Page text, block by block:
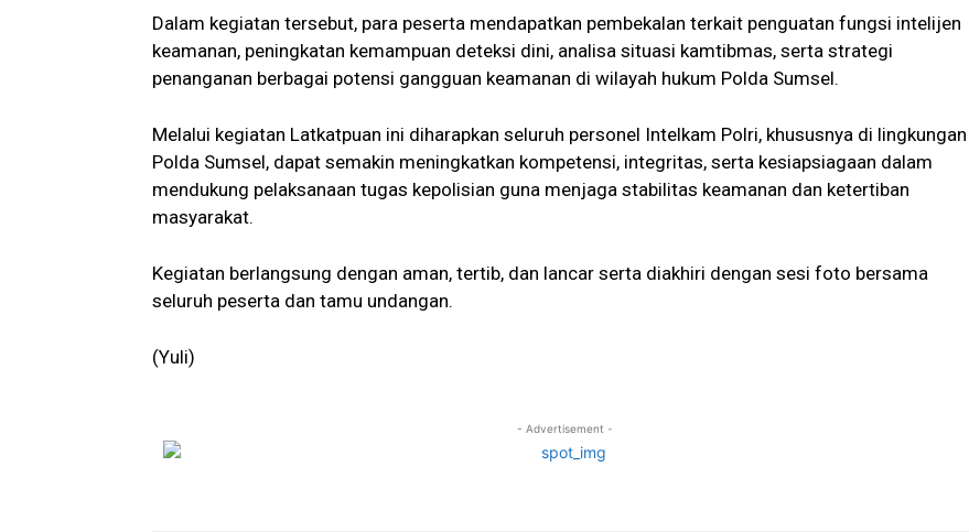
Dalam kegiatan tersebut, para peserta mendapatkan pembekalan terkait penguatan fungsi intelijen
keamanan, peningkatan kemampuan deteksi dini, analisa situasi kamtibmas, serta strategi
penanganan berbagai potensi gangguan keamanan di wilayah hukum Polda Sumsel.
Melalui kegiatan Latkatpuan ini diharapkan seluruh personel Intelkam Polri, khususnya di lingkungan
Polda Sumsel, dapat semakin meningkatkan kompetensi, integritas, serta kesiapsiagaan dalam
mendukung pelaksanaan tugas kepolisian guna menjaga stabilitas keamanan dan ketertiban
masyarakat.
Kegiatan berlangsung dengan aman, tertib, dan lancar serta diakhiri dengan sesi foto bersama
seluruh peserta dan tamu undangan.
(Yuli)
- Advertisement -